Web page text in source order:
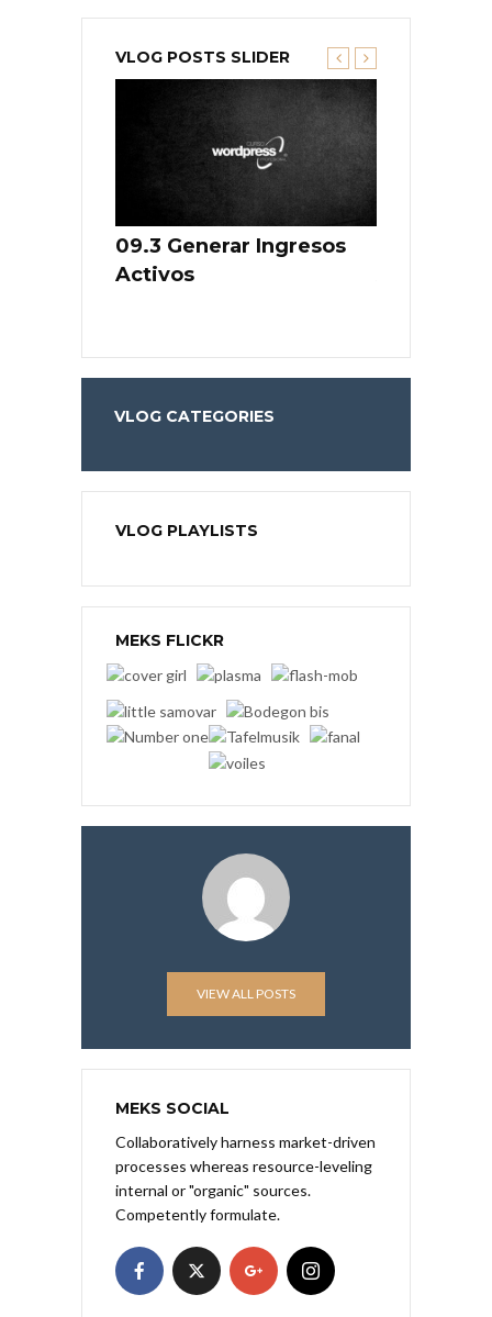
VLOG POSTS SLIDER
09.3 Generar Ingresos
Activos
VLOG CATEGORIES
VLOG PLAYLISTS
MEKS FLICKR
VIEW ALL POSTS
MEKS SOCIAL
Collaboratively harness market-driven
processes whereas resource-leveling
internal or "organic" sources.
Competently formulate.